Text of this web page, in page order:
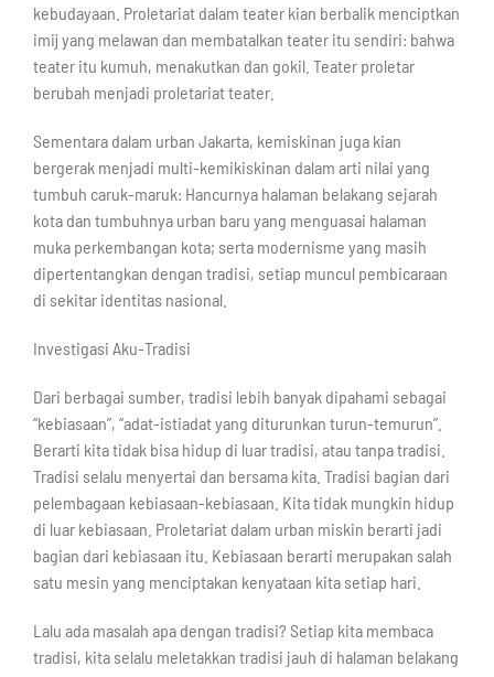
kebudayaan. Proletariat dalam teater kian berbalik menciptkan
imij yang melawan dan membatalkan teater itu sendiri: bahwa
teater itu kumuh, menakutkan dan gokil. Teater proletar
berubah menjadi proletariat teater.
Sementara dalam urban Jakarta, kemiskinan juga kian
bergerak menjadi multi-kemikiskinan dalam arti nilai yang
tumbuh caruk-maruk: Hancurnya halaman belakang sejarah
kota dan tumbuhnya urban baru yang menguasai halaman
muka perkembangan kota; serta modernisme yang masih
dipertentangkan dengan tradisi, setiap muncul pembicaraan
di sekitar identitas nasional.
Investigasi Aku-Tradisi
Dari berbagai sumber, tradisi lebih banyak dipahami sebagai
“kebiasaan”, “adat-istiadat yang diturunkan turun-temurun”.
Berarti kita tidak bisa hidup di luar tradisi, atau tanpa tradisi.
Tradisi selalu menyertai dan bersama kita. Tradisi bagian dari
pelembagaan kebiasaan-kebiasaan. Kita tidak mungkin hidup
di luar kebiasaan. Proletariat dalam urban miskin berarti jadi
bagian dari kebiasaan itu. Kebiasaan berarti merupakan salah
satu mesin yang menciptakan kenyataan kita setiap hari.
Lalu ada masalah apa dengan tradisi? Setiap kita membaca
tradisi, kita selalu meletakkan tradisi jauh di halaman belakang